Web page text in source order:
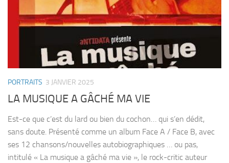
PORTRAITS 3 JANVIER 2025
LA MUSIQUE A GÂCHÉ MA VIE
Est-ce que c’est du lard ou bien du cochon… qui s’en dédit,
sans doute. Présenté comme un album Face A / Face B, avec
ses 12 chansons/nouvelles autobiographiques … ou pas,
intitulé « La musique a gâché ma vie », le rock-critic auteur